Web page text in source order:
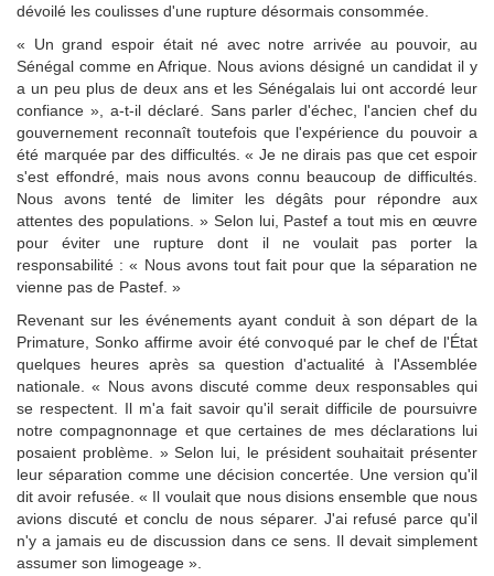
dévoilé les coulisses d'une rupture désormais consommée.
« Un grand espoir était né avec notre arrivée au pouvoir, au
Sénégal comme en Afrique. Nous avions désigné un candidat il y
a un peu plus de deux ans et les Sénégalais lui ont accordé leur
confiance », a-t-il déclaré. Sans parler d'échec, l'ancien chef du
gouvernement reconnaît toutefois que l'expérience du pouvoir a
été marquée par des difficultés. « Je ne dirais pas que cet espoir
s'est effondré, mais nous avons connu beaucoup de difficultés.
Nous avons tenté de limiter les dégâts pour répondre aux
attentes des populations. » Selon lui, Pastef a tout mis en œuvre
pour éviter une rupture dont il ne voulait pas porter la
responsabilité : « Nous avons tout fait pour que la séparation ne
vienne pas de Pastef. »
Revenant sur les événements ayant conduit à son départ de la
Primature, Sonko affirme avoir été convoqué par le chef de l'État
quelques heures après sa question d'actualité à l'Assemblée
nationale. « Nous avons discuté comme deux responsables qui
se respectent. Il m'a fait savoir qu'il serait difficile de poursuivre
notre compagnonnage et que certaines de mes déclarations lui
posaient problème. » Selon lui, le président souhaitait présenter
leur séparation comme une décision concertée. Une version qu'il
dit avoir refusée. « Il voulait que nous disions ensemble que nous
avions discuté et conclu de nous séparer. J'ai refusé parce qu'il
n'y a jamais eu de discussion dans ce sens. Il devait simplement
assumer son limogeage ».